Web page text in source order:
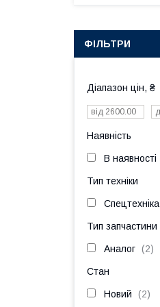
ФІЛЬТРИ
Діапазон цін, ₴
Наявність
В наявності
Тип техніки
Спецтехніка
Тип запчастини
Аналог 2
Стан
Новий 2